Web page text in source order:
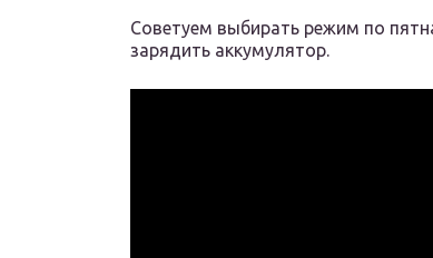
Советуем выбирать режим по
зарядить аккумулятор.